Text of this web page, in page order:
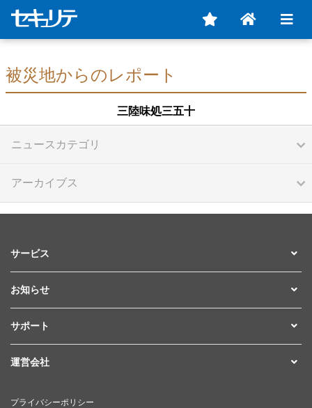
被災地からのレポート
三陸味処三五十
ニュースカテゴリ
アーカイブス
サービス
お知らせ
サポート
運営会社
プライバシーポリシー